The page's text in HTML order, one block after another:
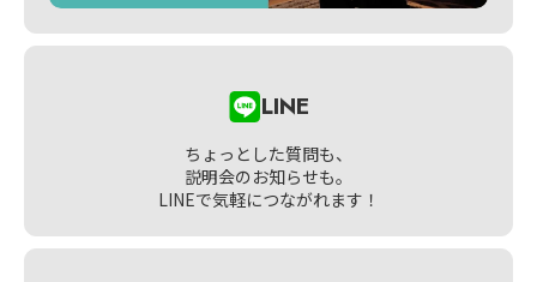
LINE
ちょっとした質問も、
説明会のお知らせも。
LINEで気軽につながれます！